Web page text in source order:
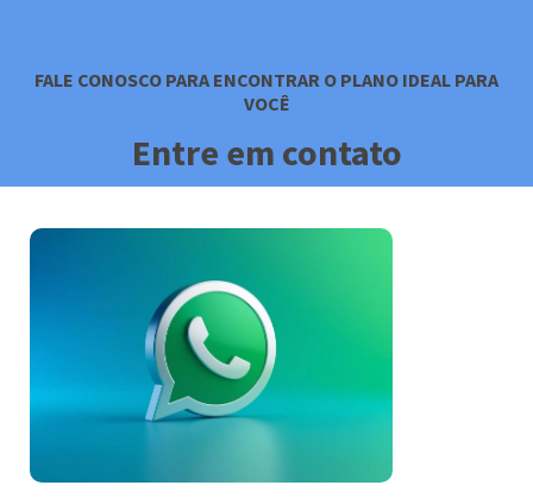
FALE CONOSCO PARA ENCONTRAR O PLANO IDEAL PARA
VOCÊ
Entre em contato